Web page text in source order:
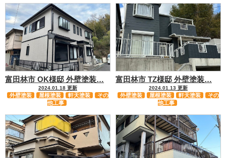
富田林市 OK様邸 外壁塗装…
2024.01.18 更新
外壁塗装 屋根塗装 軒天塗装
その
他工事
富田林市 TZ様邸 外壁塗装…
2024.01.13 更新
外壁塗装 屋根塗装 軒天塗装
その
他工事